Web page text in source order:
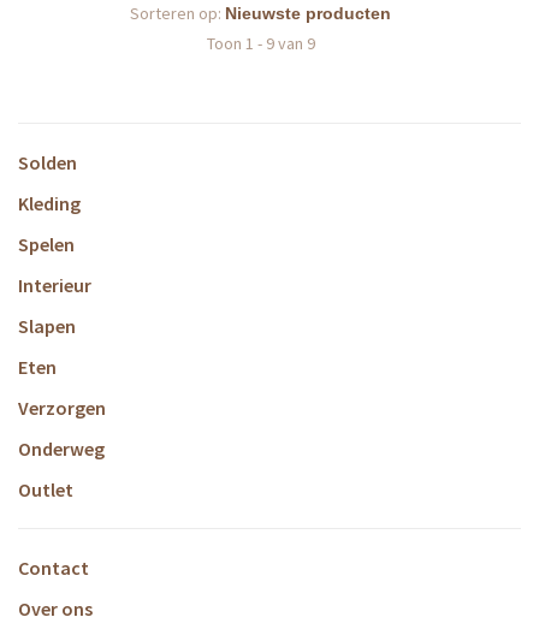
Sorteren op:
Toon 1 - 9 van 9
Solden
Kleding
Spelen
Interieur
Slapen
Eten
Verzorgen
Onderweg
Outlet
Contact
Over ons